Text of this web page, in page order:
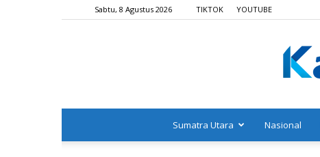
Sabtu, 8 Agustus 2026 TIKTOK YOUTUBE
Sumatra Utara Nasional